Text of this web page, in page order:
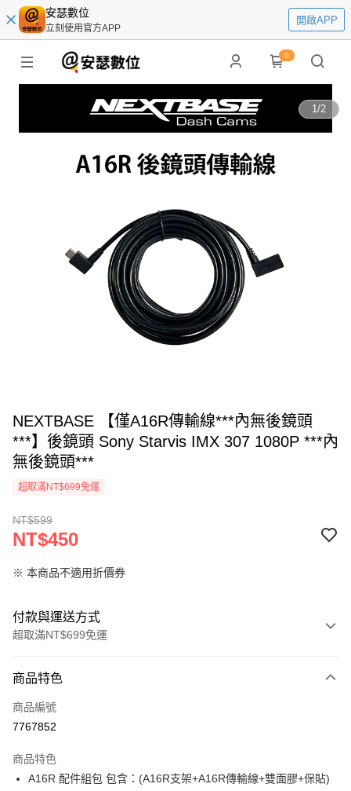
安瑟數位
立刻使用官方APP
開啟APP
0
1/2
NEXTBASE 【僅A16R傳輸線***內無後鏡頭
***】後鏡頭 Sony Starvis IMX 307 1080P ***內
無後鏡頭***
超取滿NT$699免運
NT$599
NT$450
※ 本商品不適用折價券
付款與運送方式
超取滿NT$699免運
信用卡一次付款
信用卡分期付款
合作金庫商業銀行
華南商業銀行
彰化商業銀行
超商取貨付款
商品特色
商品編號
7767852
商品特色
A16R 配件組包 包含：(A16R支架+A16R傳輸線+雙面膠+保貼)